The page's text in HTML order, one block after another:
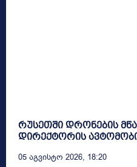
რუსეთში დრონების
დირექტორის
05 Აგვისტო 2026, 18:20